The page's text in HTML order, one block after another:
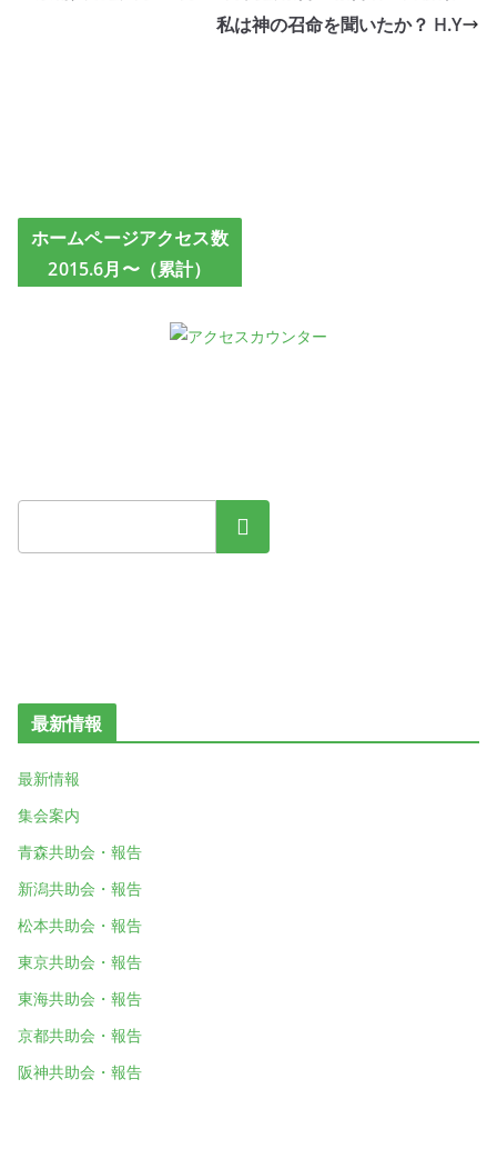
私は神の召命を聞いたか？ H.Y
ホームページアクセス数
2015.6月〜（累計）
検索
最新情報
最新情報
集会案内
青森共助会・報告
新潟共助会・報告
松本共助会・報告
東京共助会・報告
東海共助会・報告
京都共助会・報告
阪神共助会・報告